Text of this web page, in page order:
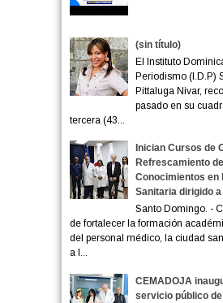
(sin título)
El Instituto
Periodismo (I.D.P)
Pittaluga Nivar,
pasado en su
tercera (43...
Inician Cursos de
Refrescamiento de
Conocimientos en
Sanitaria dirigido
Santo Domingo. -
de fortalecer la formación
del personal médico, la ciudad
a l...
CEMADOJA
servicio público